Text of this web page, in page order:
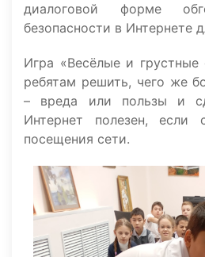
диалоговой форме
безопасности в Интернете
Игра «Весёлые и грустные
ребятам решить, чего же
– вреда или пользы и
Интернет полезен, если
посещения сети.